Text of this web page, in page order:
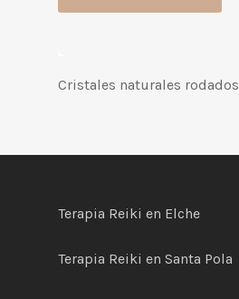
Cristales naturales rodados
Terapia Reiki en Elche
Terapia Reiki en Santa Pola